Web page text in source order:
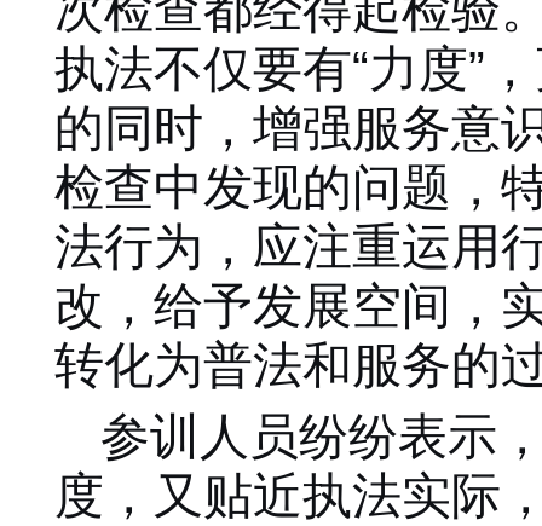
执法不仅要有“力度”
的同时，增强服务意
检查中发现的问题，
法行为，应注重运用
改，给予发展空间，
转化为普法和服务的
参训人员纷纷表示
度，又贴近执法实际